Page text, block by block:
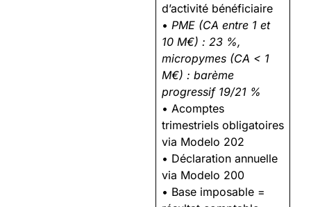
d’activité bénéficiaire
• PME (CA entre 1 et
10 M€) : 23 %,
micropymes (CA < 1
M€) : barème
progressif 19/21 %
• Acomptes
trimestriels obligatoires
via Modelo 202
• Déclaration annuelle
via Modelo 200
• Base imposable =